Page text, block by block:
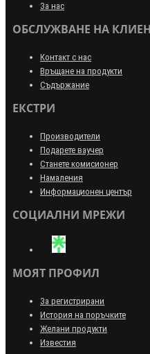
За нас
ОБСЛУЖВАНЕ НА
Контакт с нас
Връщане на продукти
Съдържание
ЕКСТРИ
Производители
Подарете ваучер
Станете комисионер
Намаления
Информационен център
СОЦИАЛНИ МРЕЖИ
МОЯТ ПРОФИЛ
За регистрирани
История на поръчките
Желани продукти
Известия